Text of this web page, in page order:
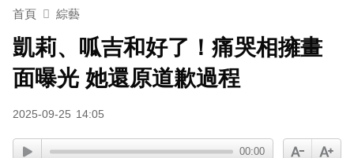
Ozone林佳辰大跳女團舞變「佳美」 舞台獻香吻
資深男星爆離世！後輩發文哀悼 享年72歲
絲 喊話：想彌補那一天
TWICE定延不續約！手寫信宣布離開JYP 簽新東
首頁 綜藝
凱莉、呱吉和好了！痛哭相擁畫
面曝光 她還原道歉過程
2025-09-25 14:05
00:00